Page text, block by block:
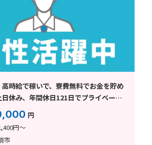
高時給で稼いで、寮費無料でお金を貯め
休み、年間休日121日でプライベート
円
円～
市